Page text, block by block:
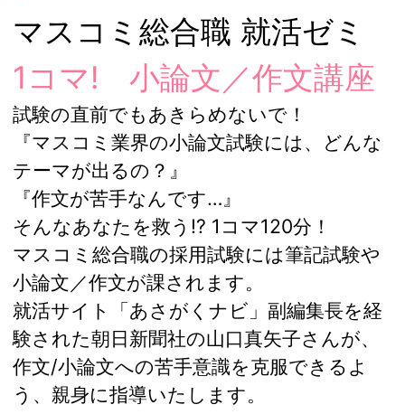
マスコミ総合職 就活ゼミ
1コマ! 小論文／作文講座
試験の直前でもあきらめないで！
『マスコミ業界の小論文試験には、どんな
テーマが出るの？』
『作文が苦手なんです…』
そんなあなたを救う!? 1コマ120分！
マスコミ総合職の採用試験には筆記試験や
小論文／作文が課されます。
就活サイト「あさがくナビ」副編集長を経
験された朝日新聞社の山口真矢子さんが、
作文/小論文への苦手意識を克服できるよ
う、親身に指導いたします。